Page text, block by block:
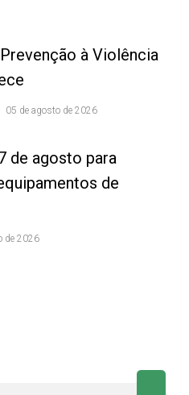
à Violência
05 de agosto de 2026
de agosto para
de
de 2026